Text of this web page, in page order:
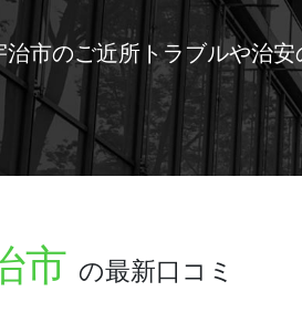
治市のご近所トラブルや治
市 の最新口コミ